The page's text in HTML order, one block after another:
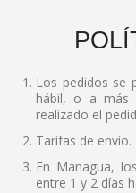
Los pedidos se
hábil, o a más
realizado el
Tarifas de envío.
En Managua,
entre 1 y 2 días